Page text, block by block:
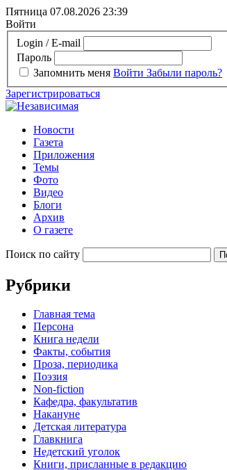
Пятница 07.08.2026 23:39
Войти
Login / E-mail
Пароль
Запомнить меня Войти Забыли пароль?
Зарегистрироваться
Новости
Газета
Приложения
Темы
Фото
Видео
Блоги
Архив
О газете
Поиск по сайту
Рубрики
Главная тема
Персона
Книга недели
Факты, события
Проза, периодика
Поэзия
Non-fiction
Кафедра, факультатив
Накануне
Детская литература
Главкнига
Недетский уголок
Книги, присланные в редакцию